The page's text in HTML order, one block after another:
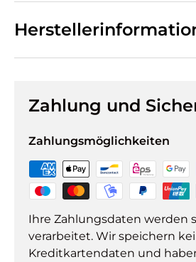
Zahlung und
Zahlungsmöglichkeiten
Ihre Zahlungsdaten werden
verarbeitet. Wir speichern
Kreditkartendaten und